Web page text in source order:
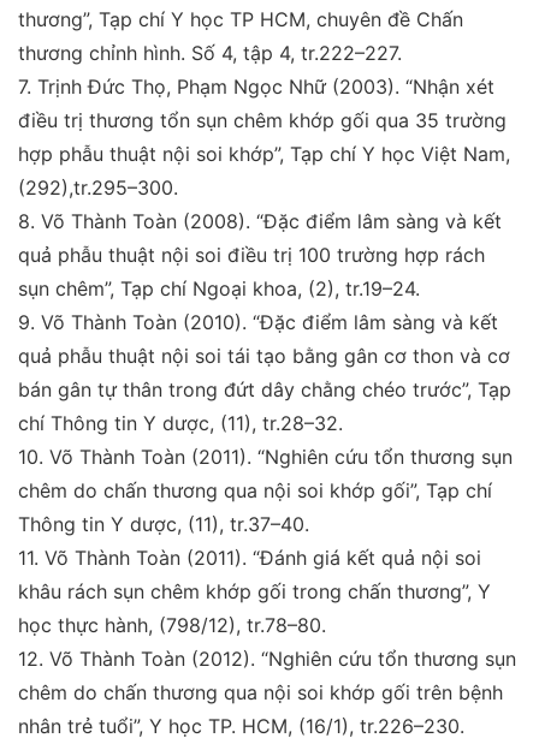
thương”, Tạp chí Y học TP HCM, chuyên đề Chấn
thương chỉnh hình. Số 4, tập 4, tr.222–227.
7. Trịnh Đức Thọ, Phạm Ngọc Nhữ (2003). “Nhận xét
điều trị thương tổn sụn chêm khớp gối qua 35 trường
hợp phẫu thuật nội soi khớp”, Tạp chí Y học Việt Nam,
(292),tr.295–300.
8. Võ Thành Toàn (2008). “Đặc điểm lâm sàng và kết
quả phẫu thuật nội soi điều trị 100 trường hợp rách
sụn chêm”, Tạp chí Ngoại khoa, (2), tr.19–24.
9. Võ Thành Toàn (2010). “Đặc điểm lâm sàng và kết
quả phẫu thuật nội soi tái tạo bằng gân cơ thon và cơ
bán gân tự thân trong đứt dây chằng chéo trước”, Tạp
chí Thông tin Y dược, (11), tr.28–32.
10. Võ Thành Toàn (2011). “Nghiên cứu tổn thương sụn
chêm do chấn thương qua nội soi khớp gối”, Tạp chí
Thông tin Y dược, (11), tr.37–40.
11. Võ Thành Toàn (2011). “Đánh giá kết quả nội soi
khâu rách sụn chêm khớp gối trong chấn thương”, Y
học thực hành, (798/12), tr.78–80.
12. Võ Thành Toàn (2012). “Nghiên cứu tổn thương sụn
chêm do chấn thương qua nội soi khớp gối trên bệnh
nhân trẻ tuổi”, Y học TP. HCM, (16/1), tr.226–230.